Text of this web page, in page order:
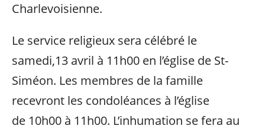
Charlevoisienne.
Le service religieux sera célébré le
samedi,13 avril à 11h00 en l’église de St-
Siméon. Les membres de la famille
recevront les condoléances à l’église
de 10h00 à 11h00. L’inhumation se fera au